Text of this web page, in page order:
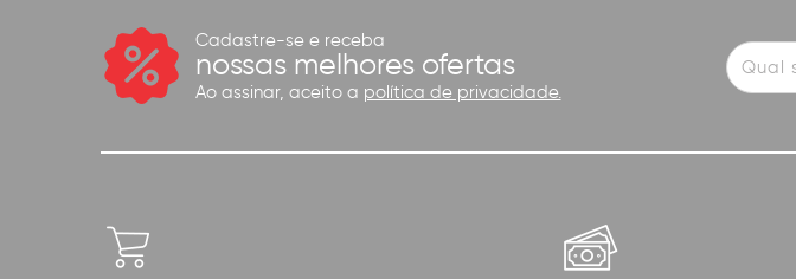
Cadastre-se e receba
nossas melhores ofertas
Ao assinar, aceito a política de privacidade.